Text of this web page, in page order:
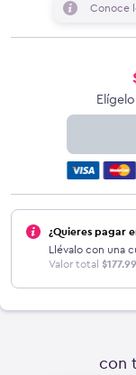
Conoce
¿Quieres pagar
Llévalo con una
Valor total $
con